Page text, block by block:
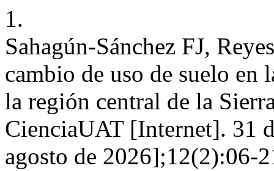
1.
Sahagún-Sánchez FJ,
cambio de uso de suelo en
la región central de la
CienciaUAT [Internet]. 31
agosto de 2026];12(2):06-